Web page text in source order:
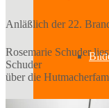
Anläßlich der 22.
Rosemarie Schuder
Schuder
über die